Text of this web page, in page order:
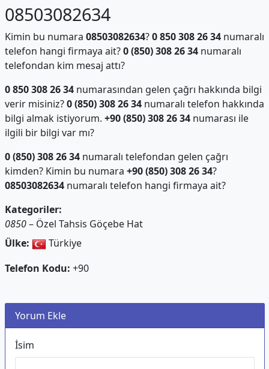
08503082634
Kimin bu numara 08503082634?0 850 308 26 34numaralı
telefon hangi firmaya ait?0 (850) 308 26 34numaralı
telefondan kim mesaj attı?
0 850 308 26 34numarasından gelen çağrı hakkında bilgi
verir misiniz?0 (850) 308 26 34numaralı telefon hakkında
bilgi almak istiyorum. +90 (850) 308 26 34numarası ile
ilgili bir bilgi var mı?
0 (850) 308 26 34numaralı telefondan gelen çağrı
kimden? Kimin bu numara +90 (850) 308 26 34?
08503082634numaralı telefon hangi firmaya ait?
Kategoriler:
0850– Özel Tahsis Göçebe Hat
Ülke:
Türkiye
Telefon Kodu: +90
Yorum Ekle
İsim